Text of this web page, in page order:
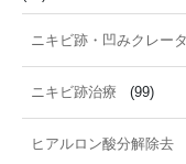
ニキビ跡・凹みクレー
ニキビ跡治療 (99)
ヒアルロン酸分解除去